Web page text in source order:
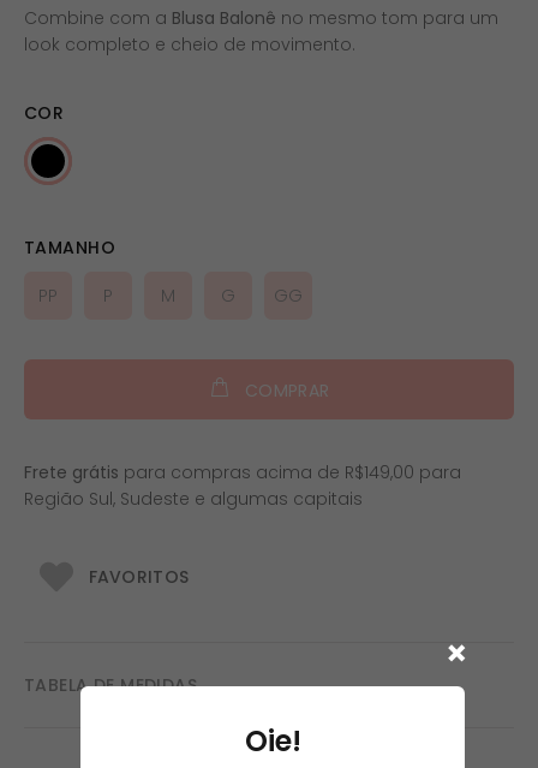
Combine com a Blusa Balonê no mesmo tom para um
look completo e cheio de movimento.
COR
TAMANHO
PP
P M G GG
COMPRAR
Frete grátis para compras acima de R$149,00 para
Região Sul, Sudeste e algumas capitais
FAVORITOS
TABELA DE MEDIDAS
Oie!